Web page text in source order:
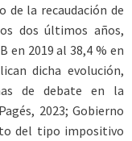
de la recaudación de
dos últimos años,
en 2019 al 38,4 % en
dicha evolución,
de debate en la
2023; Gobierno
del tipo impositivo